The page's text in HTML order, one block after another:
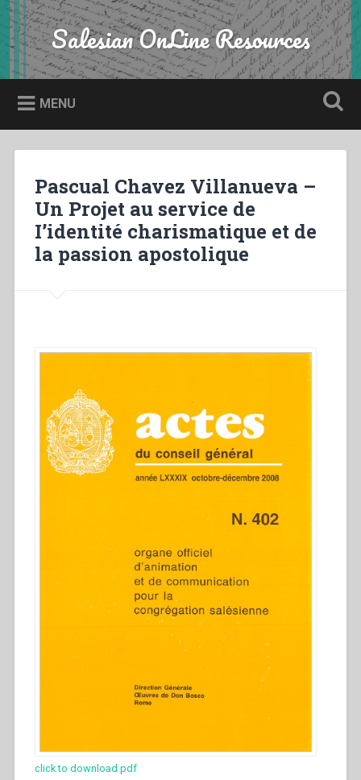
Skip
to
content
Search Salesian OnLine Resources
MENU
Pascual Chavez Villanueva –
Un Projet au service de
I’identité charismatique et de
la passion apostolique
click to download pdf